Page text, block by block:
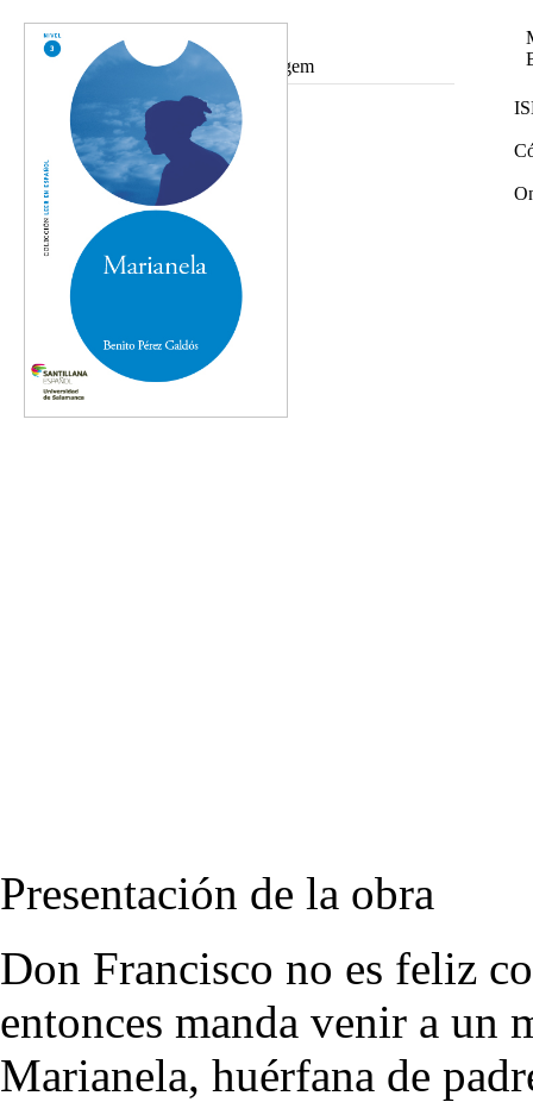
Ampliar imagem
Presentación de la obra
Don Francisco no es feliz
entonces manda venir a un
Marianela, huérfana de